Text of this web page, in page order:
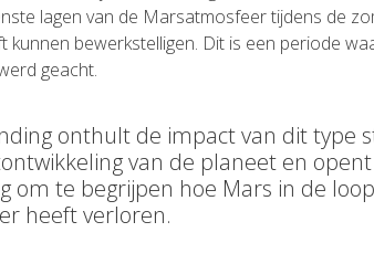
lagen van de Marsatmosfeer tijdens de
kunnen bewerkstelligen. Dit is een periode
geacht.
onthult de impact van dit type
van de planeet en
om te begrijpen hoe Mars in de
heeft verloren.